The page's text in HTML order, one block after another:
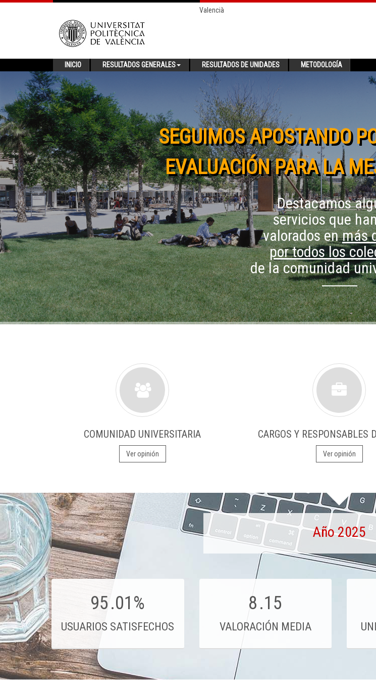
Valencià
INICIO RESULTADOS GENERALES RESULTADOS DE UNIDADES METODOLOGÍA
SEGUIMOS APOSTANDO
EVALUACIÓN PARA LA
Destacamos
servicios que
valorados enmás
por todos los
de la comunidad
COMUNIDAD UNIVERSITARIA
Ver opinión
CARGOS Y RESPONSABLES
Ver opinión
Año 2025
95.01%
USUARIOS SATISFECHOS
8.15
VALORACIÓN MEDIA